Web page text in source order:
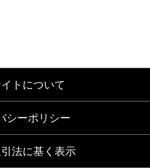
トについて
シーポリシー
法に基く表示